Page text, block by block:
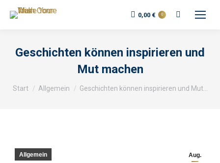
0,00 € 0
Geschichten können inspirieren und
Mut machen
Start Allgemein Geschichten können inspirieren und Mut…
Aug.
Allgemein